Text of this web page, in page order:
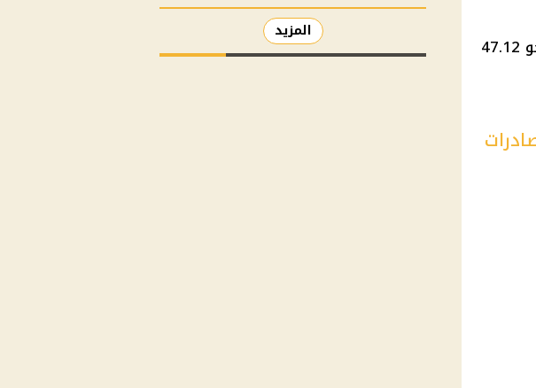
وسجل سعر الدولار مقابل الجنيه المصري في مصرف أبوظبي الإسلامي نحو 47.12
المزيد